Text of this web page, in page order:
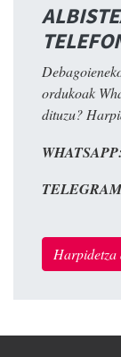
ordukoak
dituzu?
WHATSAPP:
Harpidetza